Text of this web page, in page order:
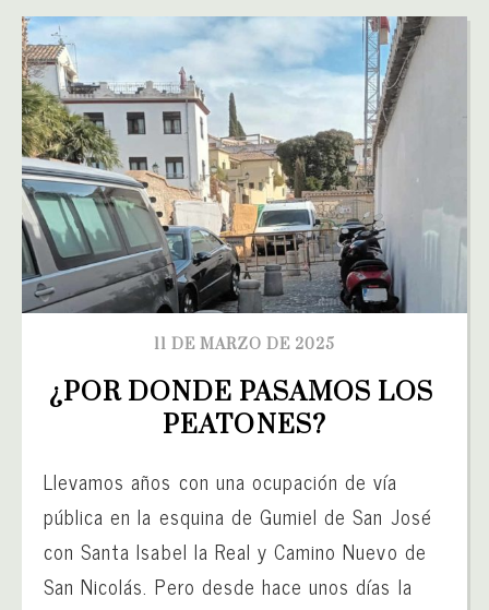
11 DE MARZO DE 2025
¿POR DONDE PASAMOS LOS
PEATONES?
Llevamos años con una ocupación de vía
pública en la esquina de Gumiel de San José
con Santa Isabel la Real y Camino Nuevo de
San Nicolás. Pero desde hace unos días la